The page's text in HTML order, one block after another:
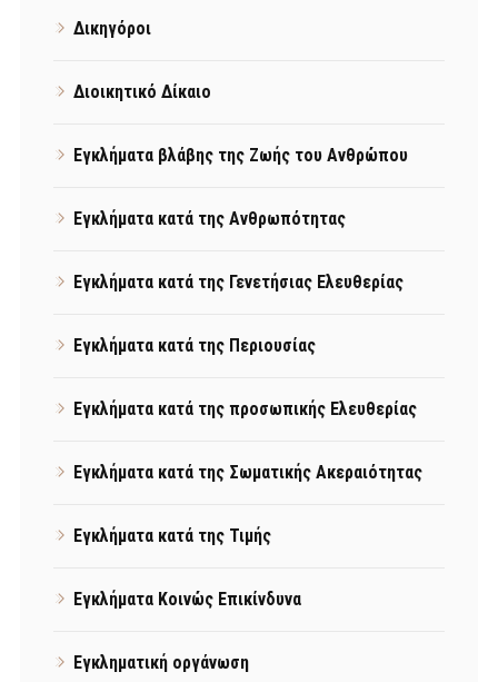
Δικηγόροι
Διοικητικό Δίκαιο
Εγκλήματα βλάβης της Ζωής του Ανθρώπου
Εγκλήματα κατά της Ανθρωπότητας
Εγκλήματα κατά της Γενετήσιας Ελευθερίας
Εγκλήματα κατά της Περιουσίας
Εγκλήματα κατά της προσωπικής Ελευθερίας
Εγκλήματα κατά της Σωματικής Ακεραιότητας
Εγκλήματα κατά της Τιμής
Εγκλήματα Κοινώς Επικίνδυνα
Εγκληματική οργάνωση